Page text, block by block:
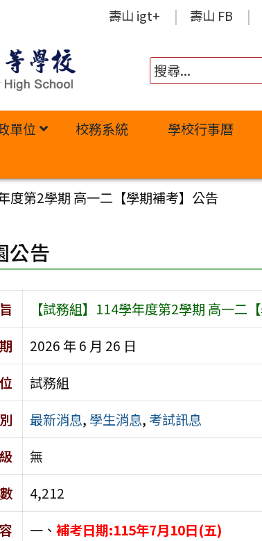
壽山 igt+ 壽山 FB
單位 校務系統 學校行事曆
度第2學期 高一二【學期補考】公告
公告
【試務組】114學年度第2學期 高一二
2026 年 6 月 26 日
試務組
最新消息, 學生消息, 考試訊息
無
4,212
一、 補考日期:115年7月10日(五)